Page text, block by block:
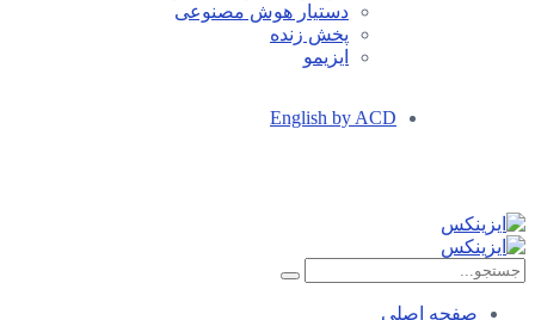
دستیار هوش مصنوعی
پخش زنده
ایزیمو
English by ACD
صفحه اصلی